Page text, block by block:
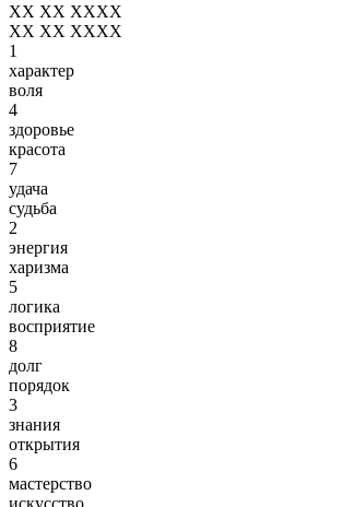
XX XX XXXX
XX XX XXXX
1
характер
воля
4
здоровье
красота
7
удача
судьба
2
энергия
харизма
5
логика
восприятие
8
долг
порядок
3
знания
открытия
6
мастерство
искусство